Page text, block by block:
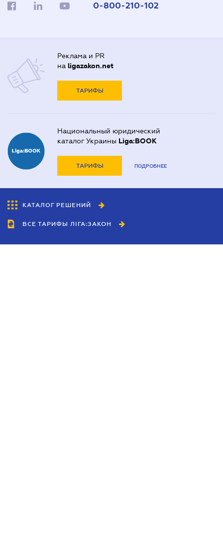
0-800-210-102
Реклама и PR
на ligazakon.net
ТАРИФЫ
Национальный юридический
каталог Украины Liga:BOOK
ТАРИФЫ ПОДРОБНЕЕ
КАТАЛОГ РЕШЕНИЙ
ВСЕ ТАРИФЫ ЛІГА:ЗАКОН